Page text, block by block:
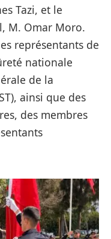
Tazi, et le
M. Omar Moro.
représentants de
nationale
de la
ainsi que des
des membres